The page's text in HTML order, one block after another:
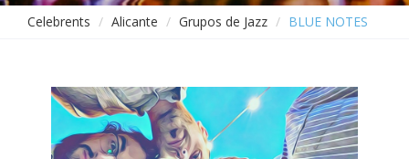
Celebrents Alicante Grupos de Jazz BLUE NOTES